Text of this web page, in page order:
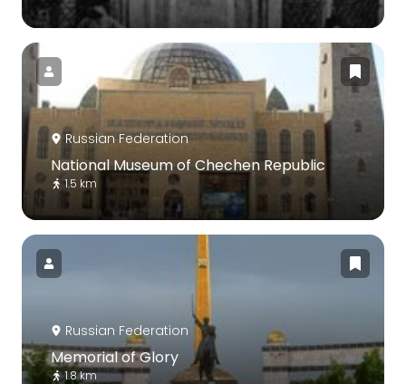
Russian Federation
National Museum of Chechen Republic
1.5 km
Russian Federation
Memorial of Glory
1.8 km